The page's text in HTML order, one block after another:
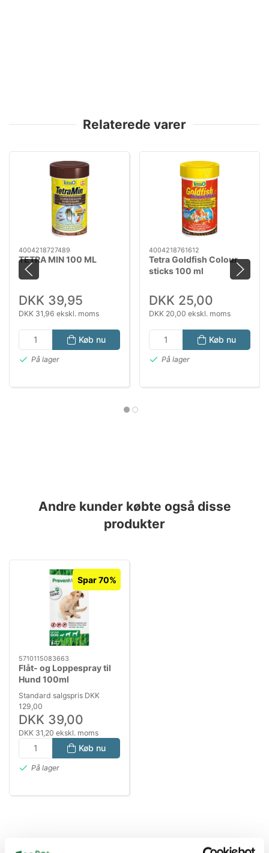
Relaterede varer
4004218727489
TETRA MIN 100 ML
DKK 39,95
DKK 31,96 ekskl. moms
Køb nu
På lager
4004218761612
Tetra Goldfish Colour
sticks 100 ml
DKK 25,00
DKK 20,00 ekskl. moms
Køb nu
På lager
Andre kunder købte også disse
produkter
Spar 70%
5710115083663
Flåt- og Loppespray til
Hund 100ml
PreventACTIV Non-
TOXIC
Standard salgspris DKK
129,00
DKK 39,00
DKK 31,20 ekskl. moms
Køb nu
På lager